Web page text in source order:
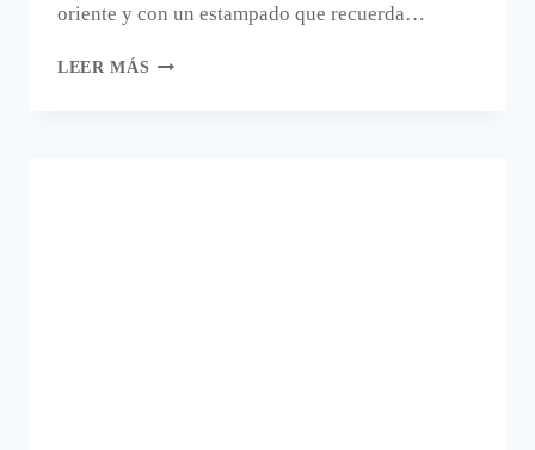
oriente y con un estampado que recuerda…
LEER MÁS VAJILLA